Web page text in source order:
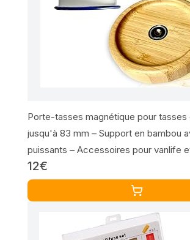
Porte-tasses magnétique pour tasses
jusqu'à 83 mm – Support en bambou
puissants – Accessoires pour vanlife
idée cadeau pour camping-car et
2)
12€